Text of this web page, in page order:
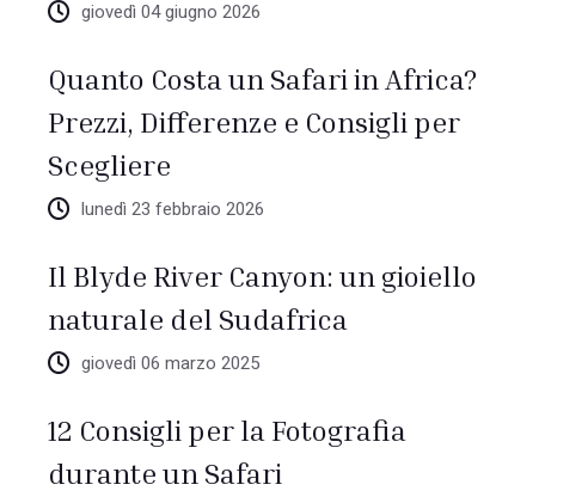
giovedì 04 giugno 2026
Quanto Costa un Safari in Africa?
Prezzi, Differenze e Consigli per
Scegliere
lunedì 23 febbraio 2026
Il Blyde River Canyon: un gioiello
naturale del Sudafrica
giovedì 06 marzo 2025
12 Consigli per la Fotografia
durante un Safari